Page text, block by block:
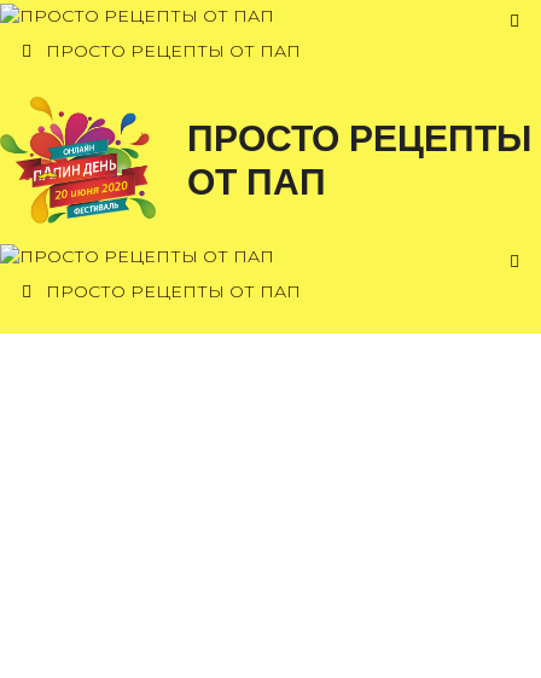
Перейти
ПРОСТО РЕЦЕПТЫ ОТ ПАП
ПРОСТО РЕЦЕПТЫ
ОТ ПАП
ПРОСТО РЕЦЕПТЫ ОТ ПАП